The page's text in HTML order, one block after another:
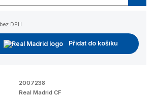
bez DPH
Přidat do košíku
2007238
Real Madrid CF